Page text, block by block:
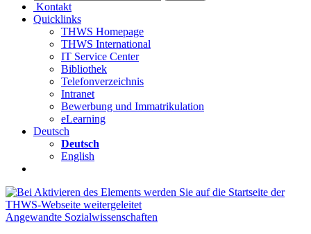
Kontakt
Quicklinks
THWS Homepage
THWS International
IT Service Center
Bibliothek
Telefonverzeichnis
Intranet
Bewerbung und Immatrikulation
eLearning
Deutsch
Deutsch
English
Angewandte Sozialwissenschaften